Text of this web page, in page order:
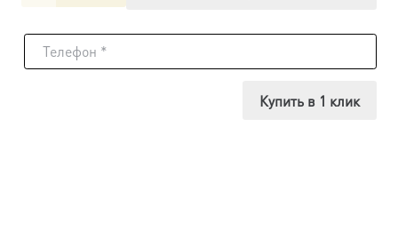
Икона
Купить в 1 клик